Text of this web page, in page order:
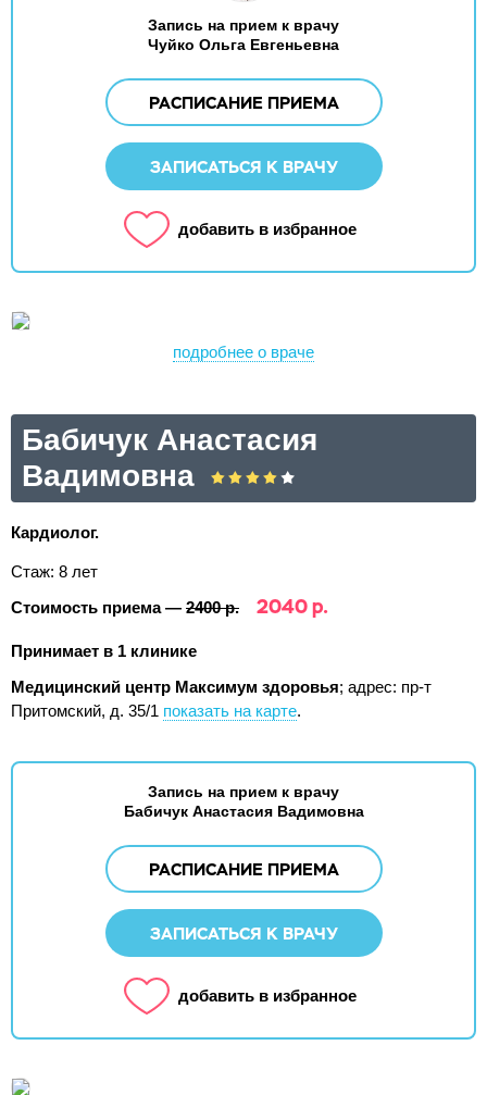
Запись на прием к врачу
Чуйко Ольга Евгеньевна
РАСПИСАНИЕ ПРИЕМА
ЗАПИСАТЬСЯ К ВРАЧУ
добавить в избранное
подробнее о враче
Бабичук Анастасия
Вадимовна
Кардиолог.
Стаж: 8 лет
Стоимость приема — 2400 р. 2040 р.
Принимает в 1 клинике
Медицинский центр Максимум здоровья; адрес: пр-т
Притомский, д. 35/1 показать на карте.
Запись на прием к врачу
Бабичук Анастасия Вадимовна
РАСПИСАНИЕ ПРИЕМА
ЗАПИСАТЬСЯ К ВРАЧУ
добавить в избранное